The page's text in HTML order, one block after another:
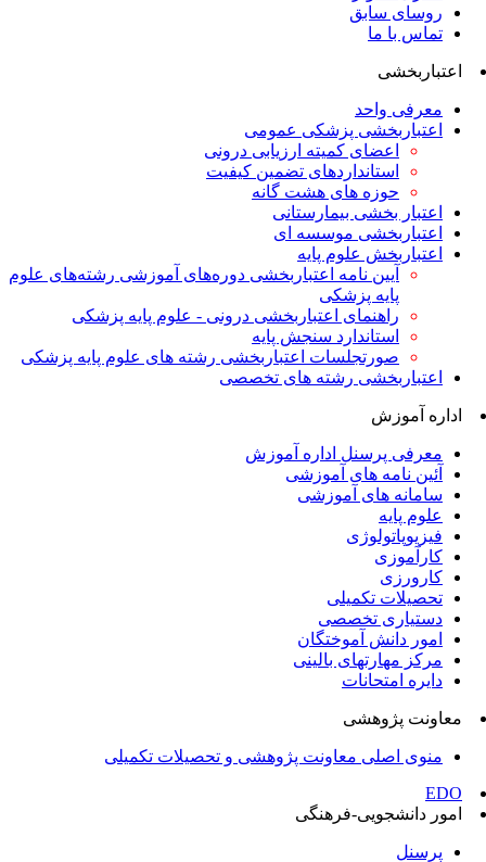
روسای سابق
تماس با ما
اعتباربخشی
معرفی واحد
اعتباربخشی پزشکی عمومی
اعضای کمیته ارزیابی درونی
استانداردهای تضمین کیفیت
حوزه های هشت گانه
اعتبار بخشی بیمارستانی
اعتباربخشی موسسه ای
اعتباربخش علوم پایه
آیین نامه اعتباربخشی دوره‌های آموزشی رشته‌های علوم
پایه پزشکی
راهنمای اعتباربخشی درونی - علوم پایه پزشکی
استاندارد سنجش پایه
صورتجلسات اعتباربخشی رشته های علوم پایه پزشکی
اعتباربخشی رشته های تخصصی
اداره آموزش
معرفی پرسنل اداره آموزش
آئین نامه های آموزشی
سامانه های آموزشی
علوم پایه
فیزیوپاتولوژی
کارآموزی
کارورزی
تحصیلات تکمیلی
دستیاری تخصصی
امور دانش آموختگان
مرکز مهارتهای بالینی
دایره امتحانات
معاونت پژوهشی
منوی اصلی معاونت پژوهشی و تحصیلات تکمیلی
EDO
امور دانشجویی-فرهنگی
پرسنل